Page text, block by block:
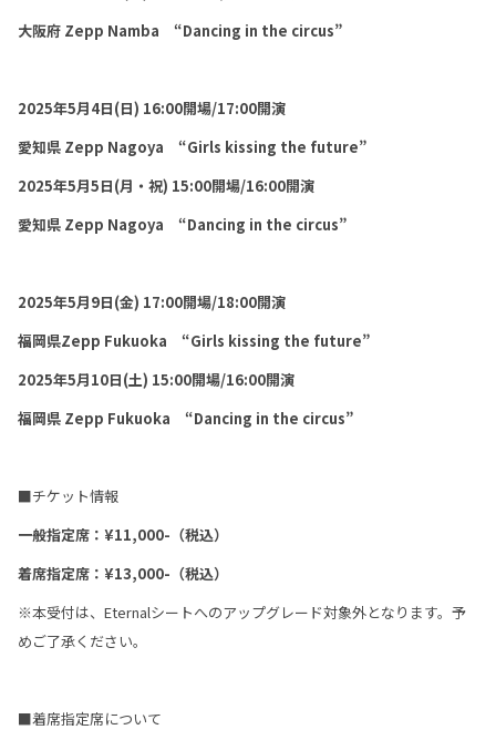
大阪府 Zepp Namba “Dancing in the circus”
2025年5月4日(日) 16:00開場/17:00開演
愛知県 Zepp Nagoya “Girls kissing the future”
2025年5月5日(月・祝) 15:00開場/16:00開演
愛知県 Zepp Nagoya “Dancing in the circus”
2025年5月9日(金) 17:00開場/18:00開演
福岡県Zepp Fukuoka “Girls kissing the future”
2025年5月10日(土) 15:00開場/16:00開演
福岡県 Zepp Fukuoka “Dancing in the circus”
■チケット情報
一般指定席：¥11,000-（税込）
着席指定席：¥13,000-（税込）
※本受付は、Eternalシートへのアップグレード対象外となります。予
めご了承ください。
■着席指定席について